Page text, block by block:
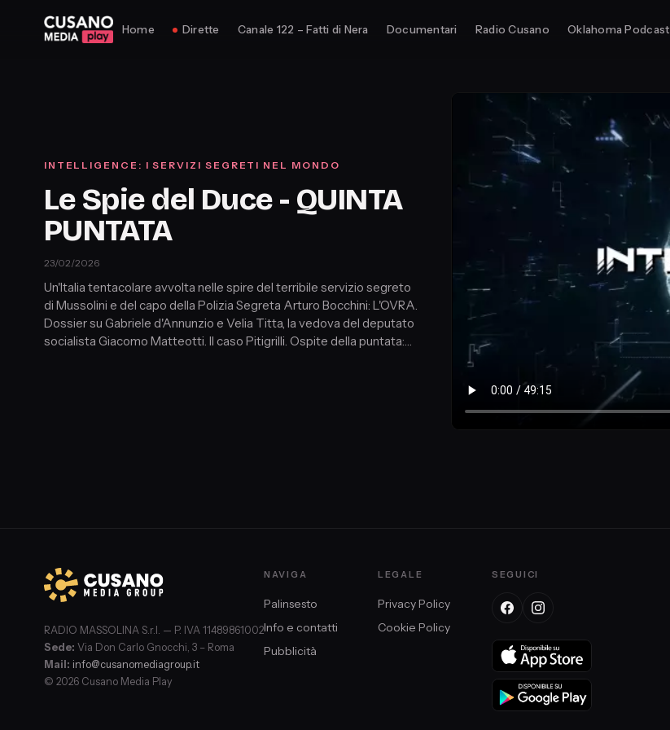
Home Dirette Canale 122 – Fatti di Nera Documentari Radio Cusano Oklahoma Podcast
INTELLIGENCE: I SERVIZI SEGRETI NEL MONDO
Le Spie del Duce - QUINTA
PUNTATA
23/02/2026
Un'Italia tentacolare avvolta nelle spire del terribile servizio segreto
di Mussolini e del capo della Polizia Segreta Arturo Bocchini: L'OVRA.
Dossier su Gabriele d'Annunzio e Velia Titta, la vedova del deputato
socialista Giacomo Matteotti. Il caso Pitigrilli. Ospite della puntata:
RADIO MASSOLINA S.r.l. — P. IVA 11489861002
Sede: Via Don Carlo Gnocchi, 3 – Roma
Mail: info@cusanomediagroup.it
© 2026 Cusano Media Play
NAVIGA
Palinsesto
Info e contatti
Pubblicità
LEGALE
Privacy Policy
Cookie Policy
SEGUICI